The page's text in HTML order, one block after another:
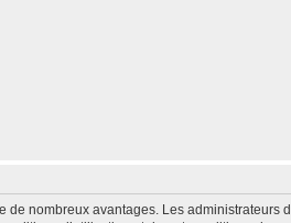
de nombreux avantages. Les